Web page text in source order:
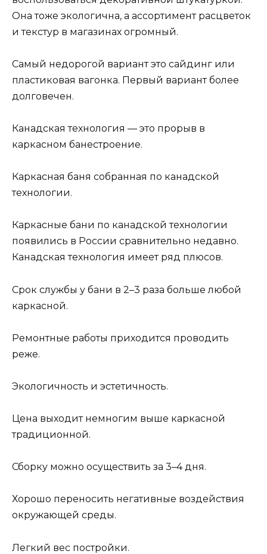
Она тоже экологична, а ассортимент расцветок
и текстур в магазинах огромный.
Самый недорогой вариант это сайдинг или
пластиковая вагонка. Первый вариант более
долговечен.
Канадская технология — это прорыв в
каркасном банестроение.
Каркасная баня собранная по канадской
технологии.
Каркасные бани по канадской технологии
появились в России сравнительно недавно.
Канадская технология имеет ряд плюсов.
Срок службы у бани в 2–3 раза больше любой
каркасной.
Ремонтные работы приходится проводить
реже.
Экологичность и эстетичность.
Цена выходит немногим выше каркасной
традиционной.
Сборку можно осуществить за 3–4 дня.
Хорошо переносить негативные воздействия
окружающей среды.
Легкий вес постройки.